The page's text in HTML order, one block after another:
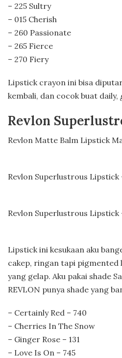
– 225 Sultry
– 015 Cherish
– 260 Passionate
– 265 Fierce
– 270 Fiery
Lipstick crayon ini bisa
kembali, dan cocok buat daily,
Revlon
Revlon Matte Balm Lipstick
Revlon Superlustrous Lipstick
Revlon Superlustrous Lipstick
Lipstick ini kesukaan aku
cakep, ringan tapi pigmented
yang gelap. Aku pakai shade
REVLON punya shade yang
– Certainly Red – 740
– Cherries In The Snow
– Ginger Rose – 131
– Love Is On – 745